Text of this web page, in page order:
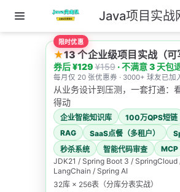
跳至主要內容 Java项目实战
限时优惠
★13 个企业级项目实战（可
券后 ¥129¥159· 不满意 3 天包
每月仅 20 张优惠券 · 3000+ 球友已加
从业务设计到压测，一套打通：
得动
企业智能知识库 100万QPS短链
RAG
SaaS点餐（多租户）
秒杀系统
智能代码审查 MCP
JDK21 / Spring Boot 3 /
LangChain / Spring AI
32库 × 256表（分库分表实战）